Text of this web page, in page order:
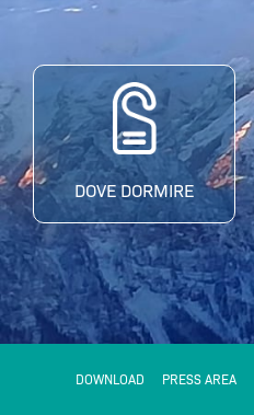
DOVE DORMIRE
DOWNLOAD PRESS AREA